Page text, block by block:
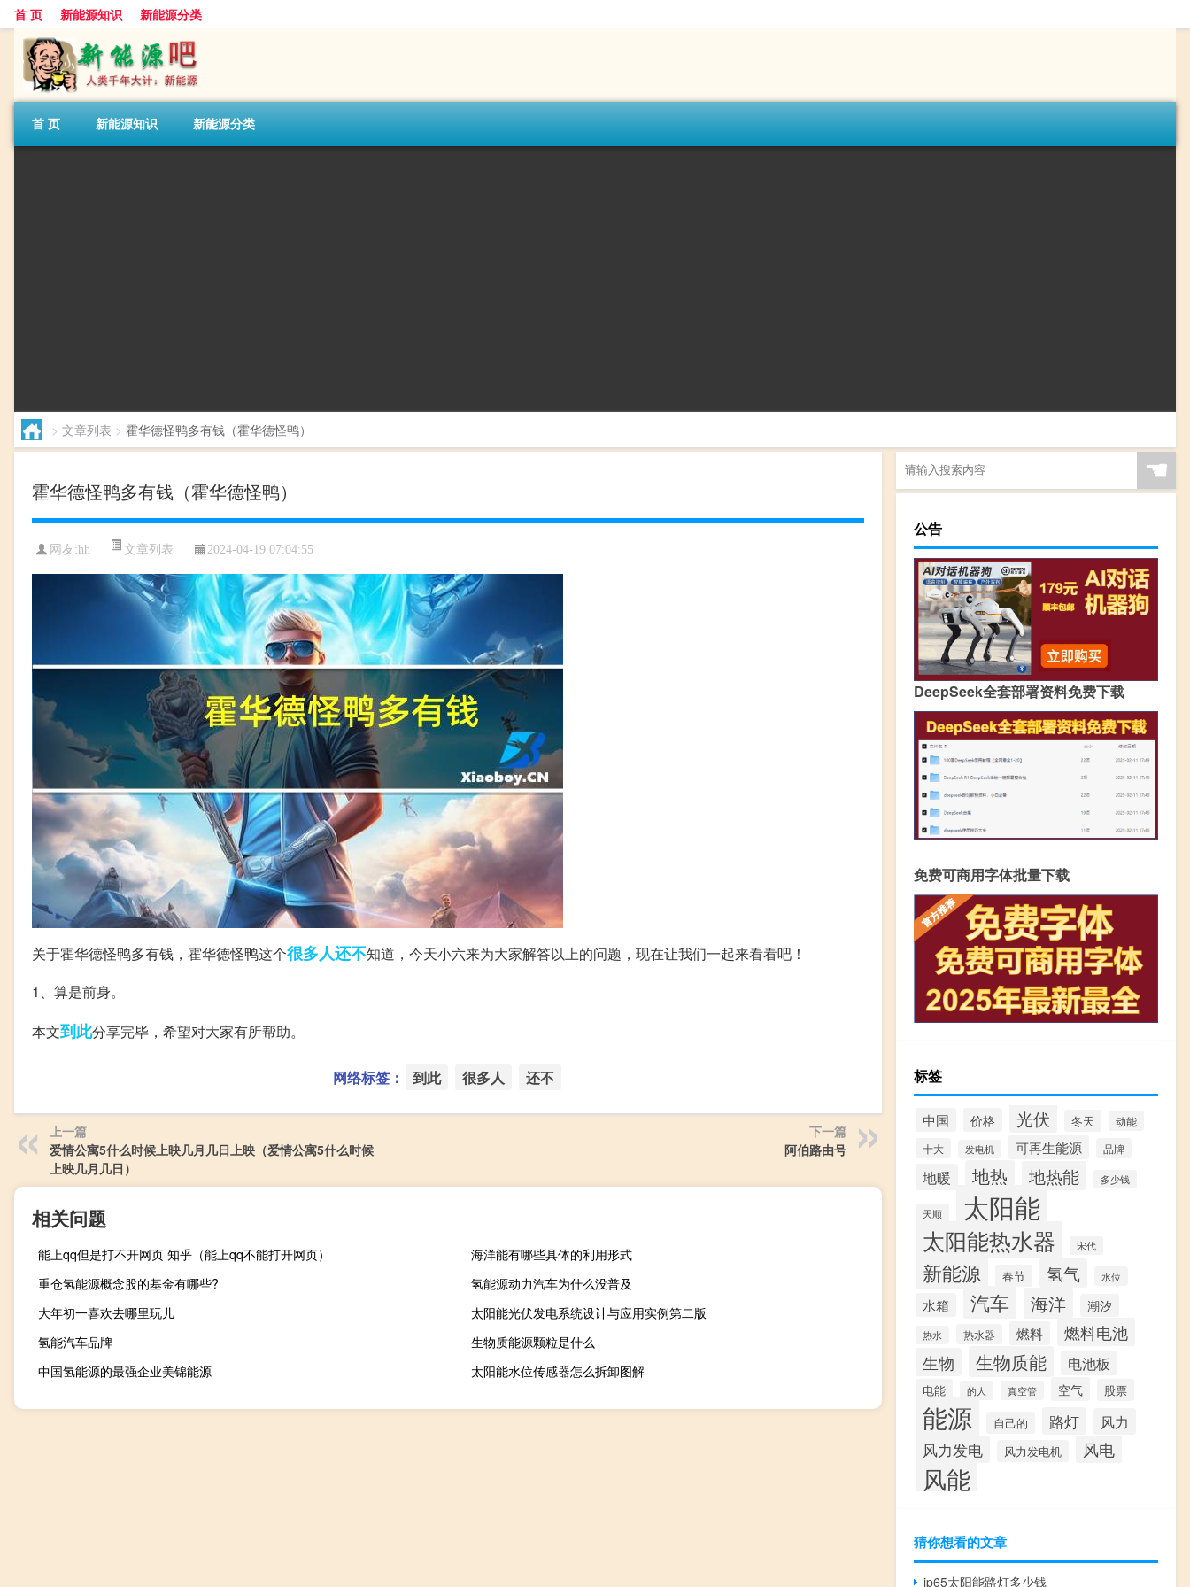
首 页 新能源知识 新能源分类
首 页 新能源知识 新能源分类
> 文章列表 > 霍华德怪鸭多有钱（霍华德怪鸭）
霍华德怪鸭多有钱（霍华德怪鸭）
网友:hh 文章列表 2024-04-19 07:04:55
关于霍华德怪鸭多有钱，霍华德怪鸭这个很多人还不知道，今天小六来为大家解答以上的问题，现在让我们一起来看看吧！
1、算是前身。
本文到此分享完毕，希望对大家有所帮助。
网络标签： 到此 很多人 还不
上一篇
爱情公寓5什么时候上映几月几日上映（爱情公寓5什么时候
上映几月几日）
下一篇
阿伯路由号
相关问题
能上qq但是打不开网页 知乎（能上qq不能打开网页）
海洋能有哪些具体的利用形式
重仓氢能源概念股的基金有哪些?
氢能源动力汽车为什么没普及
大年初一喜欢去哪里玩儿
太阳能光伏发电系统设计与应用实例第二版
氢能汽车品牌
生物质能源颗粒是什么
中国氢能源的最强企业美锦能源
太阳能水位传感器怎么拆卸图解
☚
公告
DeepSeek全套部署资料免费下载
免费可商用字体批量下载
标签
中国 价格 光伏 冬天
动能
十大
发电机 可再生能源 品牌
地暖 地热 地热能 多少钱
天顺 太阳能
太阳能热水器 宋代
新能源 春节 氢气 水位
水箱 汽车 海洋 潮汐
热水 热水器 燃料
燃料电池
生物
生物质能 电池板
电能 的人 真空管 空气 股票
能源 自己的 路灯 风力
风力发电 风力发电机 风电
风能
猜你想看的文章
ip65太阳能路灯多少钱